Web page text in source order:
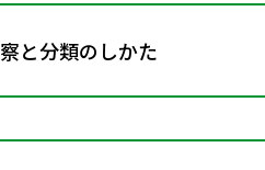
と分類のしかた